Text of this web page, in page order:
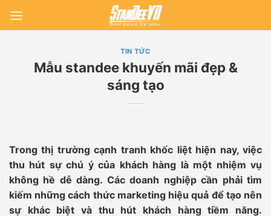
TIN TỨC
Mẫu standee khuyến mãi đẹp &
sáng tạo
Trong thị trường cạnh tranh khốc liệt hiện nay, việc
thu hút sự chú ý của khách hàng là một nhiệm vụ
không hề dễ dàng. Các doanh nghiệp cần phải tìm
kiếm những cách thức marketing hiệu quả để tạo nên
sự khác biệt và thu hút khách hàng tiềm năng.